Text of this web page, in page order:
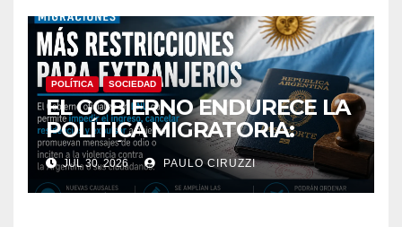
POLÍTICA SOCIEDAD
EL GOBIERNO ENDURECE LA
POLÍTICA MIGRATORIA:
PODRÁN EXPULSAR E
IMPEDIR EL INGRESO DE
EXTRANJEROS QUE
JUL 30, 2026 PAULO CIRUZZI